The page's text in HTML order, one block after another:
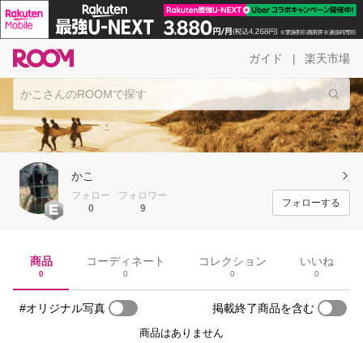
ガイド 楽天市場
かこ
フォロー
0
フォロワー
9
フォローする
商品
0
コーディネート
0
コレクション
0
いいね
0
#オリジナル写真 掲載終了商品を含む
商品はありません